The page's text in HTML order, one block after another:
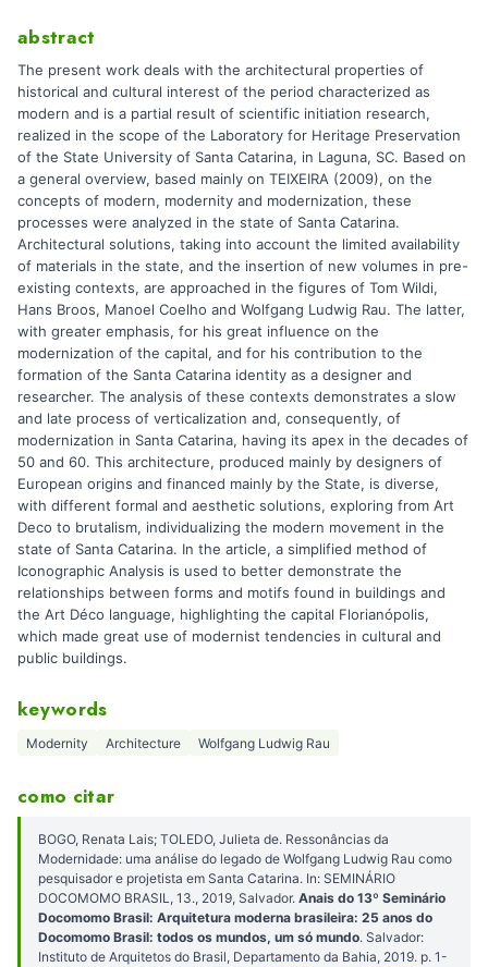
abstract
The present work deals with the architectural properties of
historical and cultural interest of the period characterized as
modern and is a partial result of scientific initiation research,
realized in the scope of the Laboratory for Heritage Preservation
of the State University of Santa Catarina, in Laguna, SC. Based on
a general overview, based mainly on TEIXEIRA (2009), on the
concepts of modern, modernity and modernization, these
processes were analyzed in the state of Santa Catarina.
Architectural solutions, taking into account the limited availability
of materials in the state, and the insertion of new volumes in pre-
existing contexts, are approached in the figures of Tom Wildi,
Hans Broos, Manoel Coelho and Wolfgang Ludwig Rau. The latter,
with greater emphasis, for his great influence on the
modernization of the capital, and for his contribution to the
formation of the Santa Catarina identity as a designer and
researcher. The analysis of these contexts demonstrates a slow
and late process of verticalization and, consequently, of
modernization in Santa Catarina, having its apex in the decades of
50 and 60. This architecture, produced mainly by designers of
European origins and financed mainly by the State, is diverse,
with different formal and aesthetic solutions, exploring from Art
Deco to brutalism, individualizing the modern movement in the
state of Santa Catarina. In the article, a simplified method of
Iconographic Analysis is used to better demonstrate the
relationships between forms and motifs found in buildings and
the Art Déco language, highlighting the capital Florianópolis,
which made great use of modernist tendencies in cultural and
public buildings.
keywords
Modernity Architecture Wolfgang Ludwig Rau
como citar
BOGO, Renata Lais; TOLEDO, Julieta de. Ressonâncias da
Modernidade: uma análise do legado de Wolfgang Ludwig Rau como
pesquisador e projetista em Santa Catarina. In: SEMINÁRIO
DOCOMOMO BRASIL, 13., 2019, Salvador. Anais do 13º Seminário
Docomomo Brasil: Arquitetura moderna brasileira: 25 anos do
Docomomo Brasil: todos os mundos, um só mundo. Salvador:
Instituto de Arquitetos do Brasil, Departamento da Bahia, 2019. p. 1-